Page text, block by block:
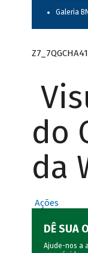
Galeria
do
da
Ações
DÊ SUA
Ajude-nos a